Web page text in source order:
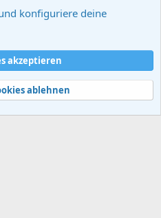
Datenschutz
2024 XenForo Ltd.
konfiguriere deine
akzeptieren
ablehnen